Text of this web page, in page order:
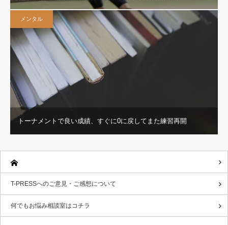
メンタル
トーナメントで良い成績、すぐに0に戻してまた練習再開
T-PRESSへのご意見・ご感想について
何でもお悩み相談室はコチラ